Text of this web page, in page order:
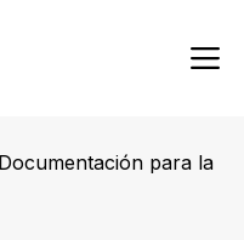
Documentación para la